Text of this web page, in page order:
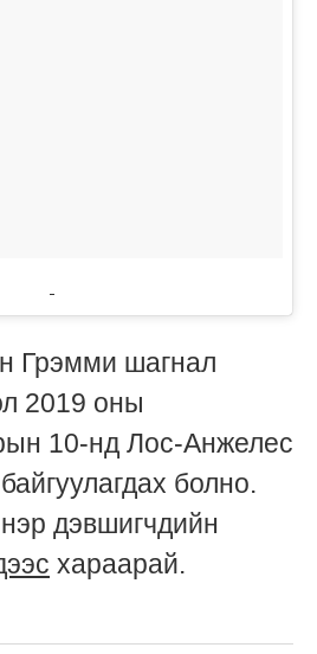
Грэмми шагнал
2019 оны
10-нд Лос-Анжелес
болно.
дэвшигчдийн
хараарай.